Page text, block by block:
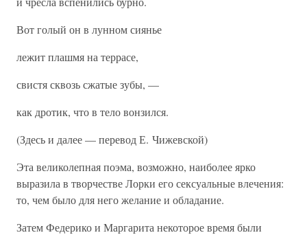
Вот голый он в лунном сиянье
лежит плашмя на террасе,
свистя сквозь сжатые зубы, —
как дротик, что в тело вонзился.
(Здесь и далее — перевод Е. Чижевской)
Эта великолепная поэма, возможно, наиболее ярко
выразила в творчестве Лорки его сексуальные влечения:
то, чем было для него желание и обладание.
Затем Федерико и Маргарита некоторое время были